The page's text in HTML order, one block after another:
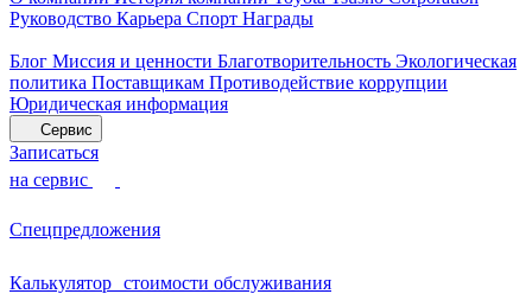
Руководство Карьера Спорт Награды
Блог Миссия и ценности Благотворительность Экологическая
политика Поставщикам Противодействие коррупции
Юридическая информация
Сервис
Записаться
на сервис
Спецпредложения
Калькулятор стоимости обслуживания